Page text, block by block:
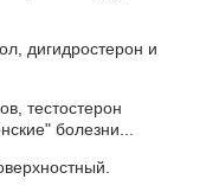
дигидростерон и
тестостерон
болезни...